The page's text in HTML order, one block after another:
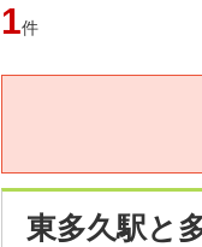
1件
東多久駅と